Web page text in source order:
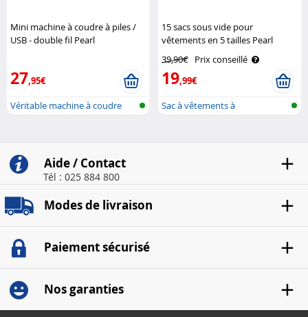
Mini machine à coudre à piles /
USB - double fil Pearl
27,95€
Véritable machine à coudre
15 sacs sous vide pour
vêtements en 5 tailles Pearl
39,90€ Prix conseillé
19,99€
Sac à vêtements à
Aide / Contact
Tél : 025 884 800
Modes de livraison
Paiement sécurisé
Nos garanties